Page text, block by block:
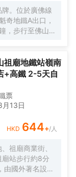
公幹，休閒旅
朋自遠
。位於廣佛線
奇地鐵A出口，
，步行至佛山瀾
地面積近4000
停車場，投入總
，分佈於29-
覽禪城乃至佛
。配備電動窗紗
熱淋浴系統，高
洗衣機烘乾
LED；28樓正宗
業服務，滿足您
之智能化及個
祖廟地鐵站嶺南
+高鐵 2-5天自
票
月13日
HKD 644+/人
祖廟商業街、
站步行約8分
由國外著名設計